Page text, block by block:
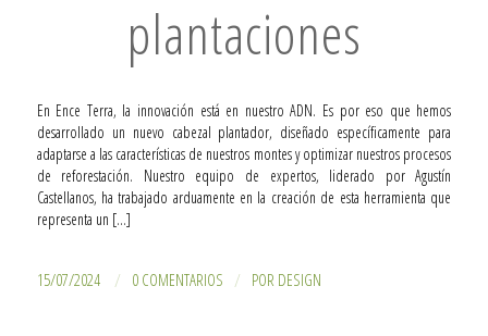
plantaciones
En Ence Terra, la innovación está en nuestro ADN. Es por eso que hemos
desarrollado un nuevo cabezal plantador, diseñado específicamente para
adaptarse a las características de nuestros montes y optimizar nuestros procesos
de reforestación. Nuestro equipo de expertos, liderado por Agustín
Castellanos, ha trabajado arduamente en la creación de esta herramienta que
representa un […]
15/07/2024 / 0 COMENTARIOS / POR DESIGN